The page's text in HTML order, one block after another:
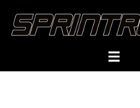
Inhalt
springen
Toggle